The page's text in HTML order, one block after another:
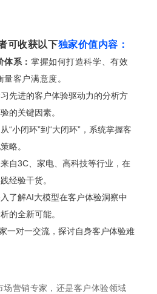
可收获以下独家价值内容：
系： 掌握如何打造科学、有效
客户满意度。
先进的客户体验驱动力的分析方
的关键因素。
从“小闭环”到“大闭环”，系统掌握客
略。
自3C、家电、高科技等行业，在
经验干货。
了解AI大模型在客户体验洞察中
的全新可能。
一对一交流，探讨自身客户体验难
营销专家，还是客户体验领域